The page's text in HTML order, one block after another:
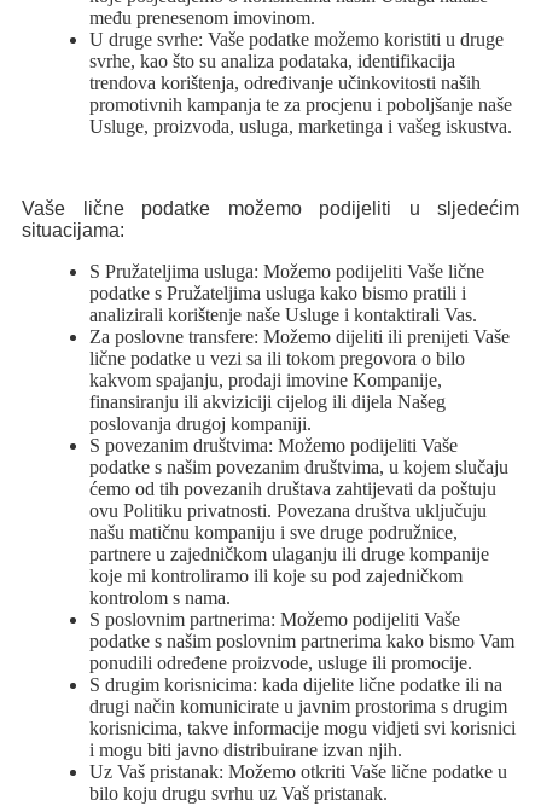
među prenesenom imovinom.
U druge svrhe: Vaše podatke možemo koristiti u druge
svrhe, kao što su analiza podataka, identifikacija
trendova korištenja, određivanje učinkovitosti naših
promotivnih kampanja te za procjenu i poboljšanje naše
Usluge, proizvoda, usluga, marketinga i vašeg iskustva.
Vaše lične podatke možemo podijeliti u sljedećim
situacijama:
S Pružateljima usluga: Možemo podijeliti Vaše lične
podatke s Pružateljima usluga kako bismo pratili i
analizirali korištenje naše Usluge i kontaktirali Vas.
Za poslovne transfere: Možemo dijeliti ili prenijeti Vaše
lične podatke u vezi sa ili tokom pregovora o bilo
kakvom spajanju, prodaji imovine Kompanije,
finansiranju ili akviziciji cijelog ili dijela Našeg
poslovanja drugoj kompaniji.
S povezanim društvima: Možemo podijeliti Vaše
podatke s našim povezanim društvima, u kojem slučaju
ćemo od tih povezanih društava zahtijevati da poštuju
ovu Politiku privatnosti. Povezana društva uključuju
našu matičnu kompaniju i sve druge podružnice,
partnere u zajedničkom ulaganju ili druge kompanije
koje mi kontroliramo ili koje su pod zajedničkom
kontrolom s nama.
S poslovnim partnerima: Možemo podijeliti Vaše
podatke s našim poslovnim partnerima kako bismo Vam
ponudili određene proizvode, usluge ili promocije.
S drugim korisnicima: kada dijelite lične podatke ili na
drugi način komunicirate u javnim prostorima s drugim
korisnicima, takve informacije mogu vidjeti svi korisnici
i mogu biti javno distribuirane izvan njih.
Uz Vaš pristanak: Možemo otkriti Vaše lične podatke u
bilo koju drugu svrhu uz Vaš pristanak.